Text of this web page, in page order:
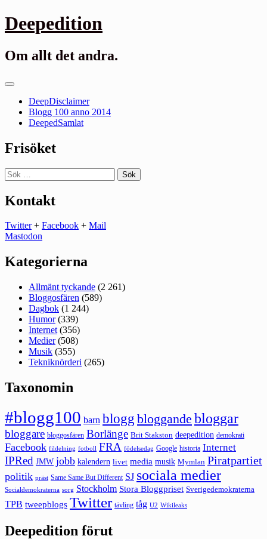
Gå
till
Deepedition
Om allt det andra.
Primär
DeepDisclaimer
Blogg 100 anno 2014
DeepedSamlat
Frisöket
Sök
efter:
Kontakt
Twitter+ Facebook + Mail
Mastodon
Kategorierna
Allmänt tyckande (2 261)
Bloggosfären (589)
Dagbok (1 244)
Humor(339)
Internet (356)
Medier(508)
Musik (355)
Tekniknörderi (265)
Taxonomin
#blogg100 barn blogg bloggande bloggar
bloggare bloggosfären Borlänge Brit Stakston deepedition demokrati
Facebook fildelning fotboll FRA födelsedag Google historia Internet
IPRed JMW jobb kalendern livet media musik Mymlan Piratpartiet
politik präst Same Same But Different SJ sociala medier
Socialdemokraterna sorg Stockholm Stora Bloggpriset Sverigedemokraterna
TPB tweepblogs Twitter tävling tåg U2 Wikileaks
Deepedition förut